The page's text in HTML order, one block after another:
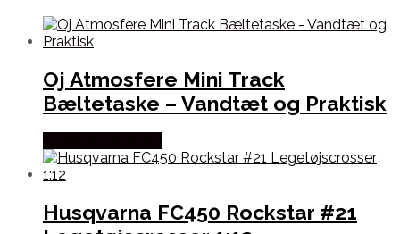
Oj Atmosfere Mini Track
Bæltetaske – Vandtæt og Praktisk
Husqvarna FC450 Rockstar #21